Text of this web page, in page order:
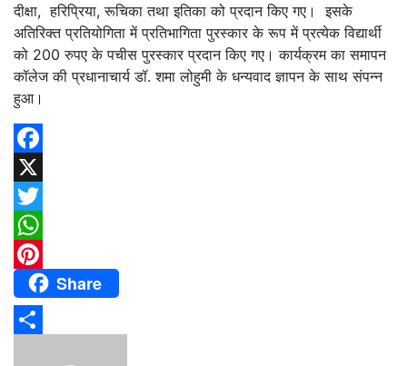
दीक्षा, हरिप्रिया, रूचिका तथा इतिका को प्रदान किए गए। इसके
अतिरिक्‍त प्रतियोगिता में प्रतिभागिता पुरस्‍कार के रूप में प्रत्‍येक विद्यार्थी
को 200 रुपए के पचीस पुरस्‍कार प्रदान किए गए। कार्यक्रम का समापन
कॉलेज की प्रधानाचार्य डॉ. शमा लोहुमी के धन्‍यवाद ज्ञापन के साथ संपन्‍न
हुआ।
Facebook
X
Twitter
WhatsApp
PinterestShare